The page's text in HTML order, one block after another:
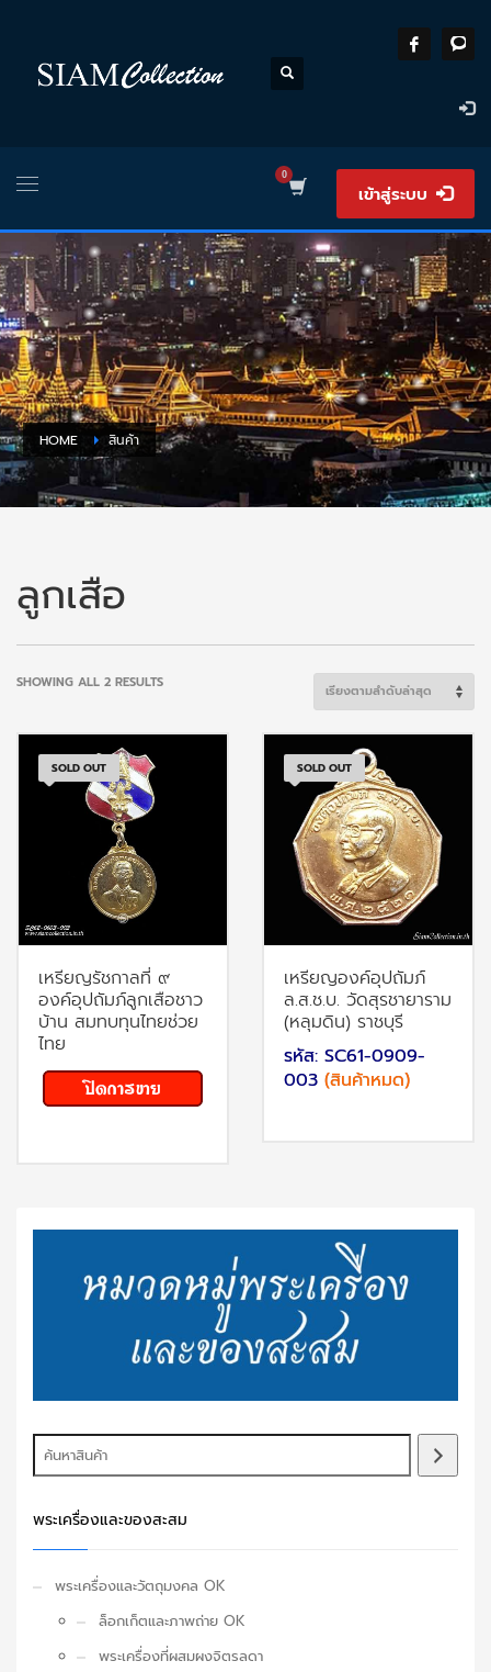
เข้าสู่ระบบ
HOME สินค้า
ลูกเสือ
SHOWING ALL 2 RESULTSSORTED
SOLD OUT
เหรียญรัชกาลที่ ๙
องค์อุปถัมภ์ลูกเสือชาว
บ้าน สมทบทุนไทยช่วย
ไทย
SOLD OUT
เหรียญองค์อุปถัมภ์
ล.ส.ช.บ. วัดสุรชายาราม
(หลุมดิน) ราชบุรี
รหัส: SC61-0909-
003 (สินค้าหมด)
พระเครื่องและของสะสม
พระเครื่องและวัตถุมงคล OK
ล็อกเก็ตและภาพถ่าย OK
พระเครื่องที่ผสมผงจิตรลดา